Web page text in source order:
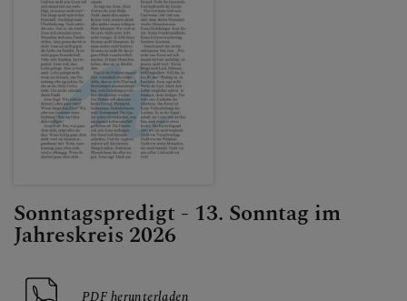
Sonntagspredigt - 13. Sonntag im
Jahreskreis 2026
PDF herunterladen